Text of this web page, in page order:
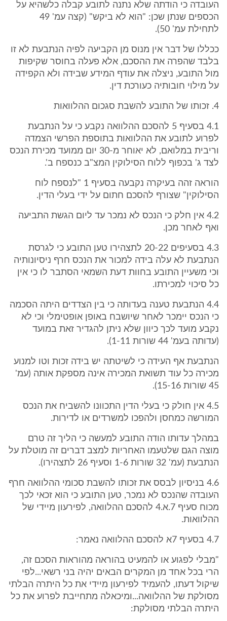
העובדה כי הודתה שלא נתנה לתובע קבלה כלשהיא על
הכספים שנתן שכן: "הוא לא ביקש" (קצה עמ' 49
לתחילת עמ' 50).
ככללו של דבר אין מנוס מן הקביעה לפיה הנתבעת לא זו
בלבד שהפרה את ההסכם, אלא פעלה בחוסר שקיפות
מול התובע, ניצלה את עודף המידע שבידה ולא הקפידה
על מילוי חובותיה כעורכת דין.
4. זכותו של התובע להשבת סגכום ההלוואות
4.1 בסעיף 5 להסכם ההלוואה נקבע כי על הנתבעת
לפרוע לתובע את ההלוואות בתוספת הפרשי הצמדה
וריבית במלואם, לא יאוחר מ-30 יום ממועד מכירת הנכס
לצד ג' בכפוף ללוח הסילוקין המצ"ב כנספח ב'.
הוראה זהה בעיקרה נקבעה בסעיף 1 "לנספח לוח
הסילוקין" שצורף להסכם חתום על ידי בעלי הדין.
4.2 אין חלק כי הנכס לא נמכר עד ליום הגשת התביעה
ואף לאחר מכן.
4.3 בסעיפים 20-22 לתצהירו טען התובע כי לגרסת
הנתבעת לא עלה בידה למכור את הנכס חרף ניסיונותיה
וכי משעיין התובע בחוות דעת השמאי הסתבר לו כי אין
כל סיכוי למכירתו.
4.4 הנתבעת טענה בעדותה כי בין הצדדים היתה הסכמה
כי הנכס יימכר לאחר שיושבח באופן אופטימלי וכי לא
נקבע מועד לכך כיוון שלא ניתן להגדיר זאת במועד
(עדותה בעמ' 44 שורות 1-11).
הנתבעת אף העידה כי לשיטתה יש בידה זכות וטו למנוע
מכירה כל עוד תשואת המכירה אינה מספקת אותה (עמ'
45 שורות 15-16).
4.5 אין חולק כי בעלי הדין התכוונו להשביח את הנכס
המורשה כמחסן ולהפכו למשרדים או לדירות.
במהלך עדותו הודה התובע למעשה כי הליך זה טרם
מוצה הגם שלטעמו האחריות למצב דברים זה מוטלת על
הנתבעת (עמ' 32 שורות 1-6 וסעיף 26 לתצהירו).
4.6 בניסיון לבסס את זכותו להשבת סכומי ההלוואה חרף
העובדה שהנכס לא נמכר, טען התובע כי הוא זכאי לכך
מכוח סעיף 7.א.4 להסכם ההלוואה, לפירעון מיידי של
ההלוואות.
4.7 בסעיף 7א להסכם ההלוואה נאמר:
"מבלי לפגוע או להמעיט בהוראה מהוראות הסכם זה,
הרי בכל אחד מן המקרים הבאים יהיה בני רשאי...לפי
שיקול דעתו, להעמיד לפירעון מיידי את כל היתרה הבלתי
מסולקת של ההלוואה...ומיכאלה מתחייבת לפרוע את כל
היתרה הבלתי מסולקת: